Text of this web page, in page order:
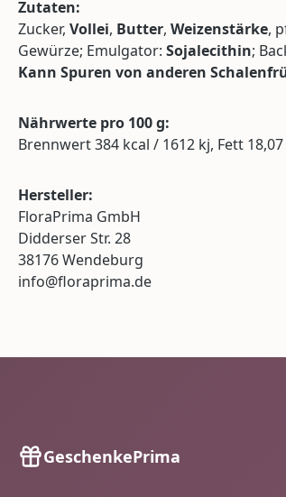
Zutaten:
Zucker, Vollei, Butter, Weizenstärke,
Gewürze; Emulgator: Sojalecithin;
Kann Spuren von anderen
Nährwerte pro 100 g:
Brennwert 384 kcal / 1612 kj, Fett
Hersteller:
FloraPrima GmbH
Didderser Str. 28
38176 Wendeburg
info@floraprima.de
GeschenkePrima